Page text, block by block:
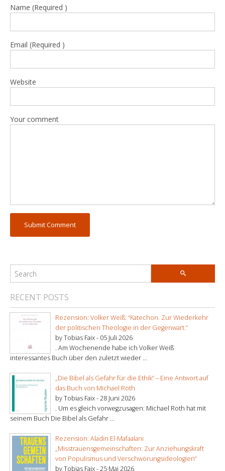
Name (Required )
Email (Required )
Website
Your comment
RECENT POSTS
Rezension: Volker Weiß: “Katechon. Zur Wiederkehr
der politischen Theologie in der Gegenwart.”
by Tobias Faix - 05 Juli 2026
. Am Wochenende habe ich Volker Weiß
interessantes Buch über den zuletzt wieder ...
„Die Bibel als Gefahr für die Ethik“ – Eine Antwort auf
das Buch von Michael Roth
by Tobias Faix -28 Juni 2026
. Um es gleich vorwegzusagen: Michael Roth hat mit
seinem Buch Die Bibel als Gefahr ...
Rezension: Aladin El-Mafaalani
„Misstrauensgemeinschaften: Zur Anziehungskraft
von Populismus und Verschwörungsideologien“
by Tobias Faix -25 Mai 2026